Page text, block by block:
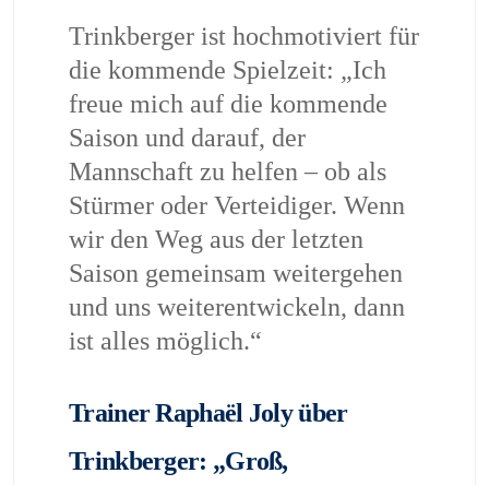
Trinkberger ist hochmotiviert für
die kommende Spielzeit: „Ich
freue mich auf die kommende
Saison und darauf, der
Mannschaft zu helfen – ob als
Stürmer oder Verteidiger. Wenn
wir den Weg aus der letzten
Saison gemeinsam weitergehen
und uns weiterentwickeln, dann
ist alles möglich.“
Trainer Raphaël Joly über
Trinkberger: „Groß,